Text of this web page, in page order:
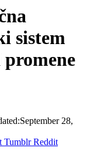
sistem
promene
September 28,
Tumblr Reddit